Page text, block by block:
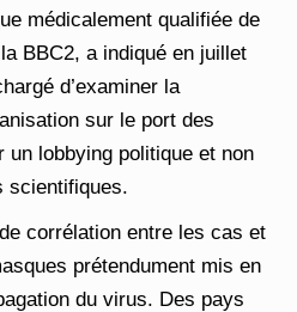
médicalement qualifiée de
BBC2, a indiqué en juillet
d’examiner la
sur le port des
un lobbying politique et non
scientifiques.
corrélation entre les cas et
prétendument mis en
du virus. Des pays